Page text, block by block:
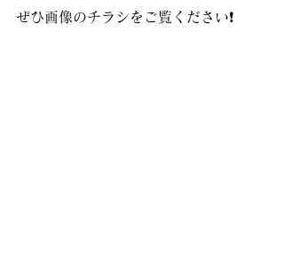
ぜひ画像のチラシをご覧ください❗️